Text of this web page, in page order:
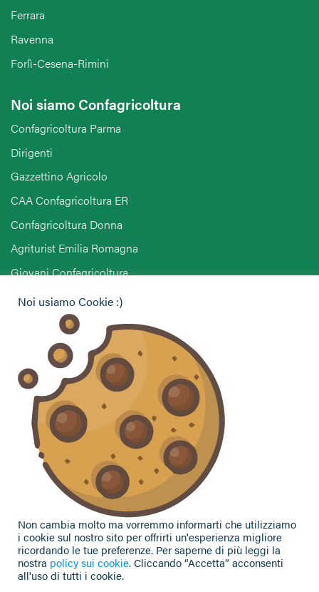
Ferrara
Ravenna
Forlì-Cesena-Rimini
Noi siamo Confagricoltura
Confagricoltura Parma
Dirigenti
Gazzettino Agricolo
CAA Confagricoltura ER
Confagricoltura Donna
Agriturist Emilia Romagna
Giovani Confagricoltura
Pensionati Confagricoltura
Hai bisogno di informazioni?
Vuoi contattarci per ricevere assistenza, lasciare un
commento o chiedere informazioni?
CONTATTACI
Seguici sui social
Privacy Policy|Cookie Policy
Noi usiamo Cookie :)
Non cambia molto ma vorremmo informarti che utilizziamo
i cookie sul nostro sito per offrirti un'esperienza migliore
ricordando le tue preferenze. Per saperne di più leggi la
nostra policy sui cookie. Cliccando “Accetta” acconsenti
all'uso di tutti i cookie.